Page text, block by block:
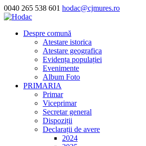
0040 265 538 601 hodac@cjmures.ro
Despre comună
Atestare istorica
Atestare geografica
Evidența populației
Evenimente
Album Foto
PRIMARIA
Primar
Viceprimar
Secretar general
Dispoziții
Declarații de avere
2024